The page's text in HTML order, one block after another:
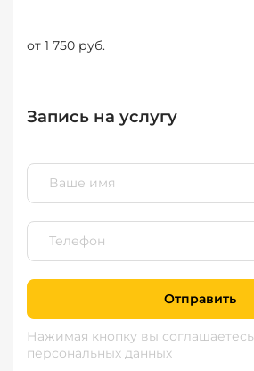
от 1 750 руб.
Запись на услугу
Отправить
Нажимая кнопку вы соглашаетесь
персональных данных